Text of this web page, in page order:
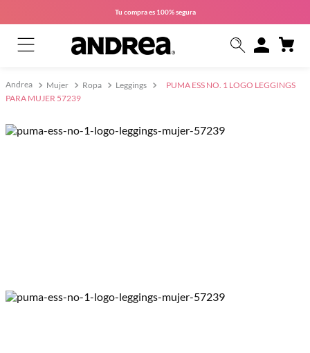
Tu compra es 100% segura
Mujer Ropa Leggings
PUMA ESS NO. 1 LOGO LEGGINGS
PARA MUJER 57239